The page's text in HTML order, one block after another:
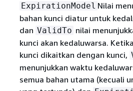
ExpirationModel Nilai
bahan kunci diatur untuk
dan ValidTo nilai
kunci akan kedaluwarsa.
kunci dikaitkan dengan kunci,
menunjukkan waktu
semua bahan utama (kecuali